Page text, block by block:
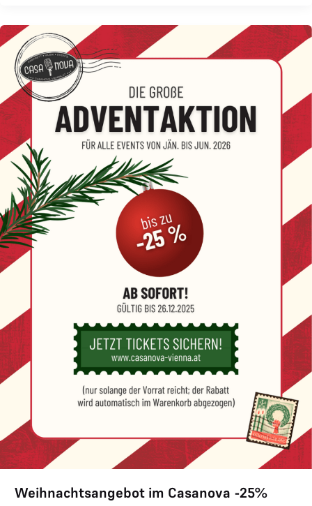
Weihnachtsangebot im Casanova -25%
Weihnachtsangebot im Casanova -25%